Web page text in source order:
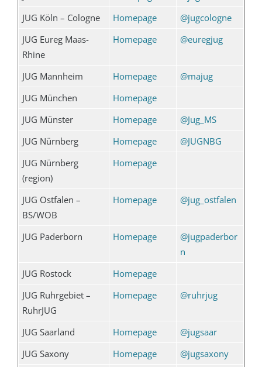
JUG Köln – Cologne
Homepage
@jugcologne
JUG Eureg Maas-
Rhine
Homepage @euregjug
JUG Mannheim Homepage
@majug
JUG München
Homepage
JUG Münster
Homepage
@Jug_MS
JUG Nürnberg
Homepage
@JUGNBG
JUG Nürnberg
(region)
Homepage
JUG Ostfalen –
BS/WOB
Homepage @jug_ostfalen
JUG Paderborn Homepage
@jugpaderbor
n
JUG Rostock
Homepage
JUG Ruhrgebiet –
RuhrJUG
Homepage @ruhrjug
JUG Saarland Homepage
@jugsaar
JUG Saxony
Homepage
@jugsaxony